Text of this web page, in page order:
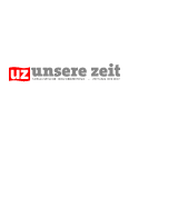
content